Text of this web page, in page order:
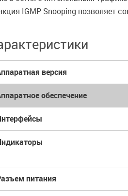
IGMP Snooping позволяет
версия
обеспечение
питания